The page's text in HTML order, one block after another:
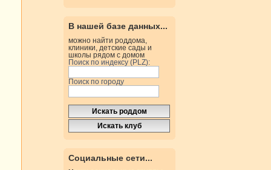
В нашей базе данных...
можно найти роддома,
клиники, детские сады и
школы рядом с домом
Поиск по индексу (PLZ):
Поиск по городу
Социальные сети...